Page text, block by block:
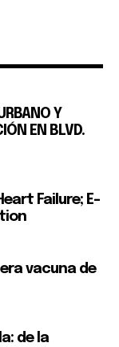
Seguidores
Y
EN BLVD.
Failure; E-
vacuna de
de la